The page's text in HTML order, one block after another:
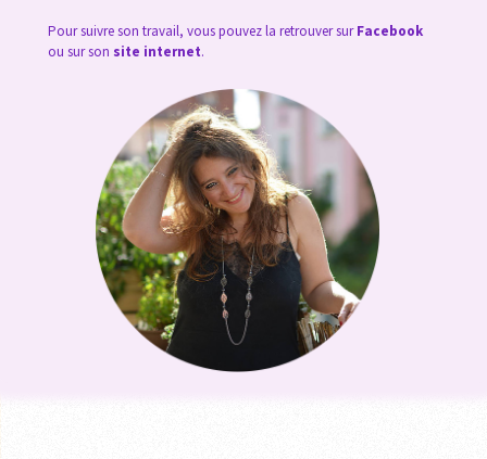
Pour suivre son travail, vous pouvez la retrouver surFacebook
ou sur son site internet.